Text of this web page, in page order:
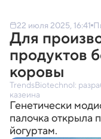
22 июля 2025, 16:41
Для
продуктов
коровы
TrendsBiotechnol:
казеина
Генетически
палочка открыла
йогуртам.